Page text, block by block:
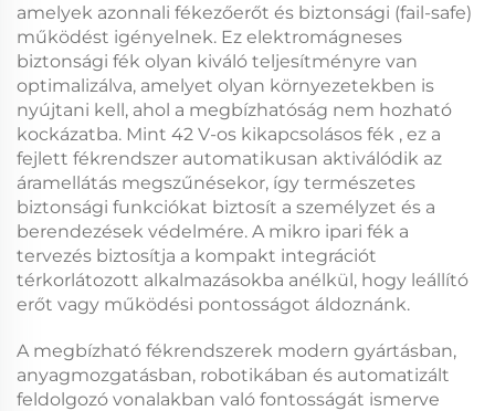
amelyek azonnali fékezőerőt és biztonsági (fail-safe)
működést igényelnek. Ez elektromágneses
biztonsági fék olyan kiváló teljesítményre van
optimalizálva, amelyet olyan környezetekben is
nyújtani kell, ahol a megbízhatóság nem hozható
kockázatba. Mint 42 V-os kikapcsolásos fék , ez a
fejlett fékrendszer automatikusan aktiválódik az
áramellátás megszűnésekor, így természetes
biztonsági funkciókat biztosít a személyzet és a
berendezések védelmére. A mikro ipari fék a
tervezés biztosítja a kompakt integrációt
térkorlátozott alkalmazásokba anélkül, hogy leállító
erőt vagy működési pontosságot áldoznánk.
A megbízható fékrendszerek modern gyártásban,
anyagmozgatásban, robotikában és automatizált
feldolgozó vonalakban való fontosságát ismerve